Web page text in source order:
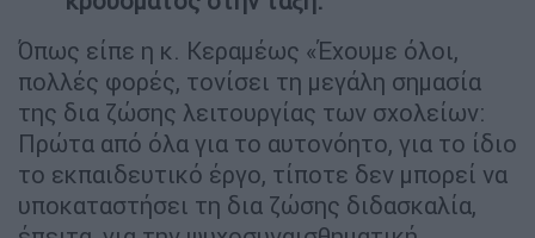
Όπως είπε η κ. Κεραμέως «Έχουμε όλοι,
πολλές φορές, τονίσει τη μεγάλη σημασία
της δια ζώσης λειτουργίας των σχολείων:
Πρώτα από όλα για το αυτονόητο, για το ίδιο
το εκπαιδευτικό έργο, τίποτε δεν μπορεί να
υποκαταστήσει τη δια ζώσης διδασκαλία,